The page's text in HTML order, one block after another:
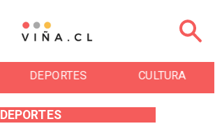
DEPORTES CULTURA
DEPORTES